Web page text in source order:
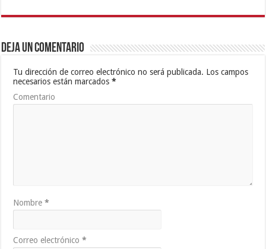
Deja un comentario
Tu dirección de correo electrónico no será publicada. Los campos
necesarios están marcados*
Comentario
Nombre*
Correo electrónico*